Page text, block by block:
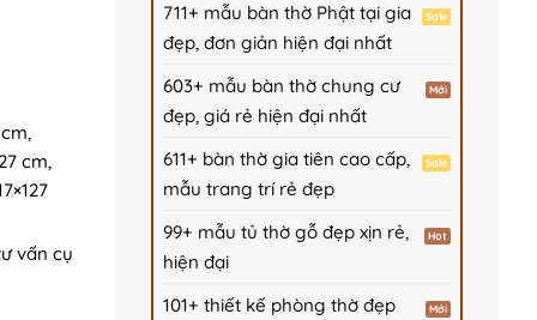
711+ mẫu bàn thờ Phật tại gia
đẹp, đơn giản hiện đại nhất
603+ mẫu bàn thờ chung cư
đẹp, giá rẻ hiện đại nhất
611+ bàn thờ gia tiên cao cấp,
mẫu trang trí rẻ đẹp
99+ mẫu tủ thờ gỗ đẹp xịn rẻ,
hiện đại
101+ thiết kế phòng thờ đẹp
cm,
cm,
vấn cụ